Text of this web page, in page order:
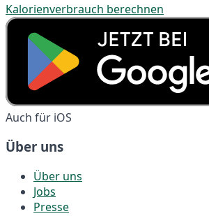
Kalorienverbrauch berechnen
Auch für iOS
Über uns
Über uns
Jobs
Presse